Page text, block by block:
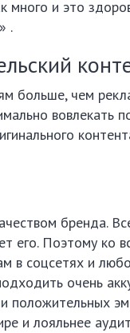
много и это
.
больше, чем
вовлекать
бренда.
его. Поэтому ко
в соцсетях и
очень
положительных
и лояльнее